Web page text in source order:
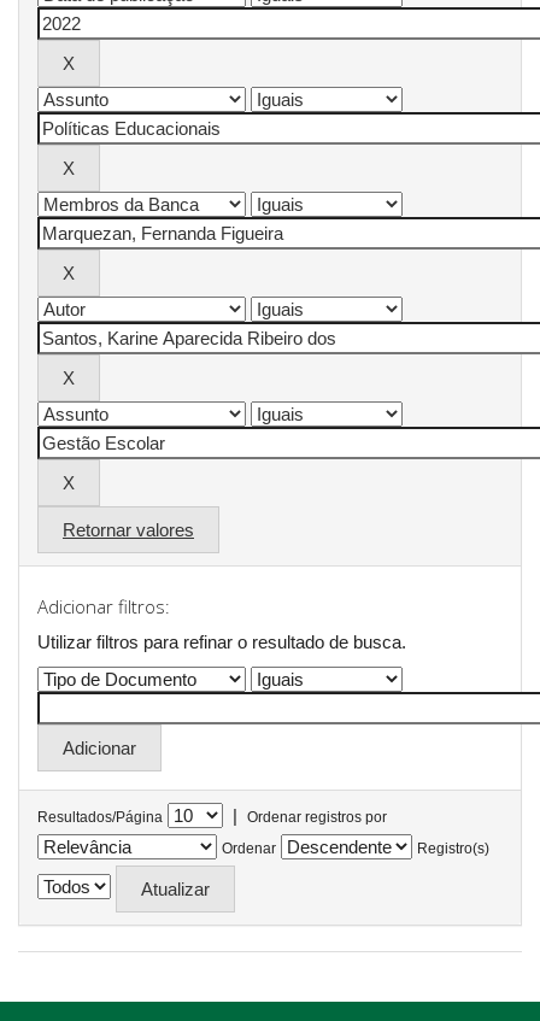
Retornar valores
Adicionar filtros:
Utilizar filtros para refinar o resultado de busca.
Resultados/Página |
Ordenar registros por
Ordenar
Registro(s)